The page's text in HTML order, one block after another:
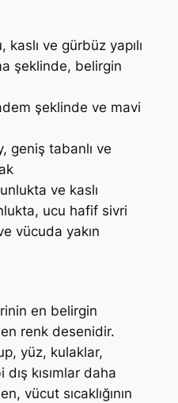
ve gürbüz yapılı
şeklinde, belirgin
şeklinde ve mavi
geniş tabanlı ve
ve kaslı
ucu hafif sivri
vücuda yakın
en belirgin
renk desenidir.
yüz, kulaklar,
kısımlar daha
vücut sıcaklığının